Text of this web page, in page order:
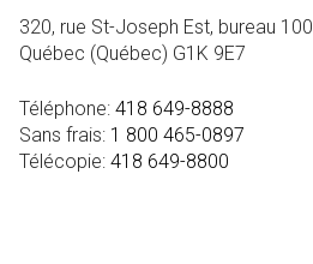
320, rue St-Joseph Est, bureau 100
Québec (Québec) G1K 9E7
Téléphone: 418 649-8888
Sans frais: 1 800 465-0897
Télécopie: 418 649-8800